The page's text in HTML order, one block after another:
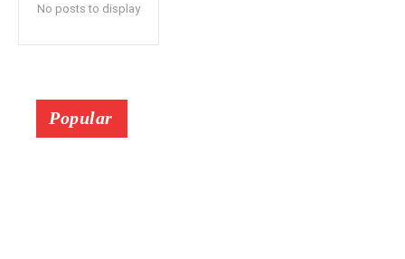
No posts to display
Popular